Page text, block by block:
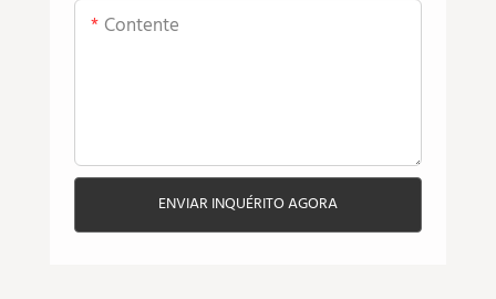
Contente
ENVIAR INQUÉRITO AGORA